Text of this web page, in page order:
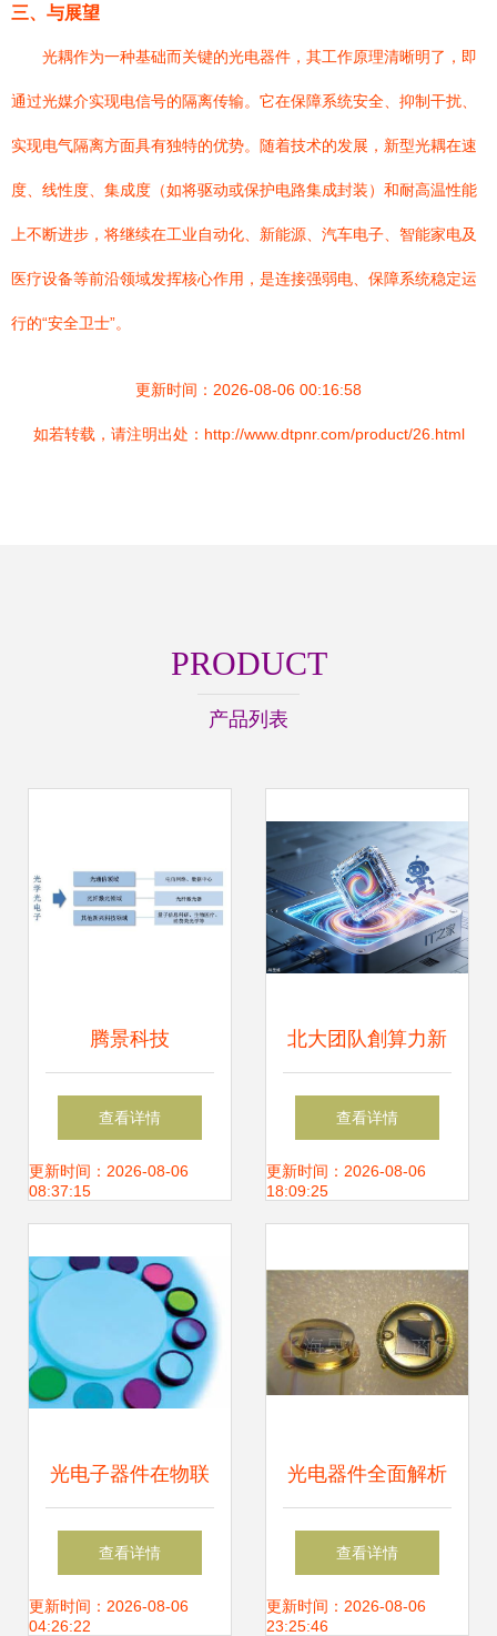
三、与展望
光耦作为一种基础而关键的光电器件，其工作原理清晰明了，即
通过光媒介实现电信号的隔离传输。它在保障系统安全、抑制干扰、
实现电气隔离方面具有独特的优势。随着技术的发展，新型光耦在速
度、线性度、集成度（如将驱动或保护电路集成封装）和耐高温性能
上不断进步，将继续在工业自动化、新能源、汽车电子、智能家电及
医疗设备等前沿领域发挥核心作用，是连接强弱电、保障系统稳定运
行的“安全卫士”。
更新时间：2026-08-06 00:16:58
如若转载，请注明出处：http://www.dtpnr.com/product/26.html
PRODUCT
产品列表
腾景科技
（787195）申购指
南 时间节奏、上市
查看详情
更新时间：2026-08-06
08:37:15
北大团队創算力新
紀元 全新计算架构
破解后摩尔时代光
查看详情
更新时间：2026-08-06
18:09:25
光电子器件在物联
网与传感技术中的
关键作用与供应趋
查看详情
更新时间：2026-08-06
04:26:22
光电器件全面解析
从光电池走向光电
传感器
查看详情
更新时间：2026-08-06
23:25:46